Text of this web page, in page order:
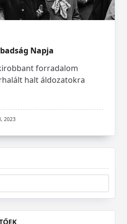
Napja
forradalom
halt áldozatokra
2023